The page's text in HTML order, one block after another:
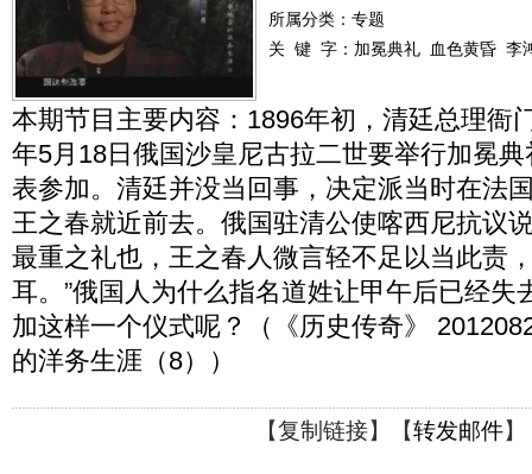
所属分类：专题
关 键 字： 加冕典礼 血色黄昏 李
本期节目主要内容：1896年初，清廷总理衙
年5月18日俄国沙皇尼古拉二世要举行加冕
表参加。清廷并没当回事，决定派当时在法
王之春就近前去。俄国驻清公使喀西尼抗议
最重之礼也，王之春人微言轻不足以当此责
耳。”俄国人为什么指名道姓让甲午后已经失
加这样一个仪式呢？（《历史传奇》
的洋务生涯（8））
【复制链接】【转发邮件】